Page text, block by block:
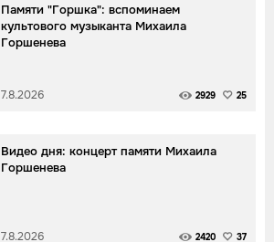
Памяти "Горшка": вспоминаем
культового музыканта Михаила
Горшенева
7.8.2026 2929 25
Видео дня: концерт памяти Михаила
Горшенева
7.8.2026 2420 37